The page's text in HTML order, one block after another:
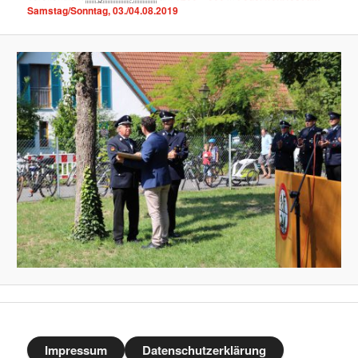
Samstag/Sonntag, 03./04.08.2019
Impressum Datenschutzerklärung